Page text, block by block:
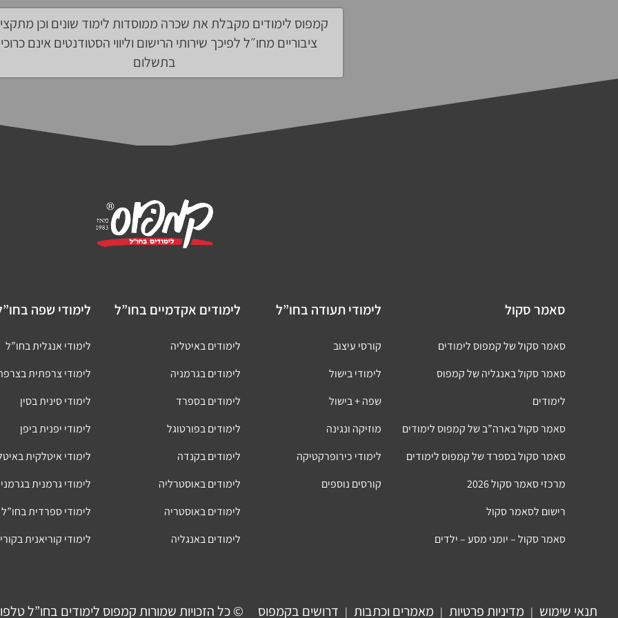
קמפוס לימודים מקבלת את שכרה ממוסדות לימוד שונים וכן
ציבוריים מחו״ל לפיכך שירותי הרישום וליווי הסטודנטים אינם
בתשלום
לימודי שפה
לימודי אנגלית בחו”ל
לימודי צרפתית
לימודי סינית בסין
לימודי יפנית ביפן
לימודי איטלקית
לימודי גרמנית
לימודי ספרדית בחו”ל
לימודי קוריאנית
לימודים אקדמיים בחו”ל
לימודים באיטליה
לימודים בגרמניה
לימודים בספרד
לימודים בפורטוגל
לימודים בקנדה
לימודים באוסטרליה
לימודים באוסטריה
לימודים באנגליה
לימודי תעודה בחו”ל
קורסי עיצוב
לימודי בישול
שפה + בישול
מוזיקה ונגינה
לימודי כירופרקטיקה
קורסים נוספים
סאמר סקול
סאמר סקול של קמפוס לימודים
סאמר סקול באנגליה של קמפוס
לימודים
סאמר סקול בארה”ב של קמפוס לימודים
סאמר סקול בספרד של קמפוס לימודים
מרכזי סאמר סקול 2026
רישום לסאמר סקול
סאמר סקול – יומני מסע – ילדים
© כל הזכויות שמורות קמפוס לימודים בחו”ל תנאי שימוש | מדיניות פרטיות | מאמרים וכתבות | דרושים בקמפוס